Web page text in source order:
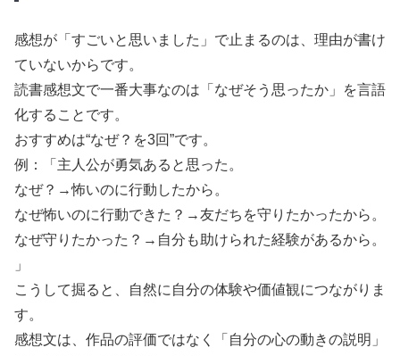
感想が「すごいと思いました」で止まるのは、理由が書け
ていないからです。
読書感想文で一番大事なのは「なぜそう思ったか」を言語
化することです。
おすすめは“なぜ？を3回”です。
例：「主人公が勇気あると思った。
なぜ？→怖いのに行動したから。
なぜ怖いのに行動できた？→友だちを守りたかったから。
なぜ守りたかった？→自分も助けられた経験があるから。
」
こうして掘ると、自然に自分の体験や価値観につながりま
す。
感想文は、作品の評価ではなく「自分の心の動きの説明」